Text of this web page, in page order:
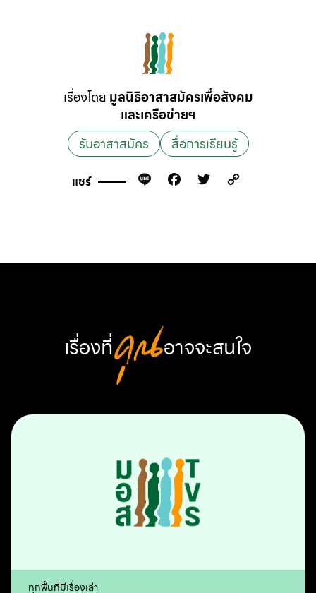
เรื่องโดย มูลนิธิอาสาสมัครเพื่อสังคม
และเครือข่ายฯ
รับอาสาสมัคร
สื่อการเรียนรู้
แชร์ Line Facebook
Twitter
เรื่องที่คุณ อาจจะสนใจ
ทุกพื้นที่มีเรื่องเล่า